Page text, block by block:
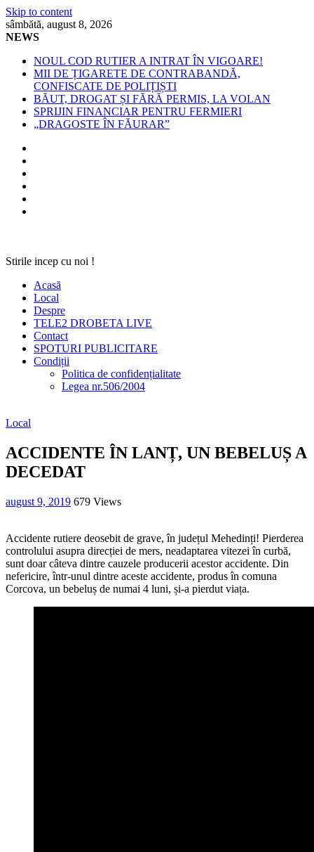
Skip to content
sâmbătă, august 8, 2026
NEWS
NOUL COD RUTIER A INTRAT ÎN VIGOARE!
MII DE ȚIGARETE DE CONTRABANDĂ,
CONFISCATE DE POLIȚIȘTI
BĂUT, DROGAT ȘI FĂRĂ PERMIS, LA VOLAN
SPRIJIN FINANCIAR PENTRU FERMIERI
„DRAGOSTE ÎN FĂURAR”
Stirile incep cu noi !
Acasă
Local
Despre
TELE2 DROBETA LIVE
Contact
SPOTURI PUBLICITARE
Condiții
Politica de confidențialitate
Legea nr.506/2004
Local
ACCIDENTE ÎN LANȚ, UN BEBELUȘ A
DECEDAT
august 9, 2019 679 Views
Accidente rutiere deosebit de grave, în județul Mehedinți! Pierderea
controlului asupra direcției de mers, neadaptarea vitezei în curbă,
sunt doar câteva dintre cauzele producerii acestor accidente. Din
nefericire, într-unul dintre aceste accidente, produs în comuna
Corcova, un bebeluș de numai 4 luni, și-a pierdut viața.